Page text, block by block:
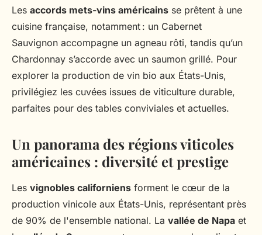
Les accords mets-vins américains se prêtent à une
cuisine française, notamment : un Cabernet
Sauvignon accompagne un agneau rôti, tandis qu’un
Chardonnay s’accorde avec un saumon grillé. Pour
explorer la production de vin bio aux États-Unis,
privilégiez les cuvées issues de viticulture durable,
parfaites pour des tables conviviales et actuelles.
Un panorama des régions viticoles
américaines : diversité et prestige
Les vignobles californiens forment le cœur de la
production vinicole aux États-Unis, représentant près
de 90% de l'ensemble national. La vallée de Napa et